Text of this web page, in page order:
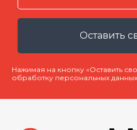
Оставить
Нажимая на кнопку «Оставить
обработку персональных данных